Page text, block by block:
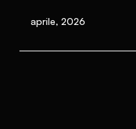
aprile, 2026